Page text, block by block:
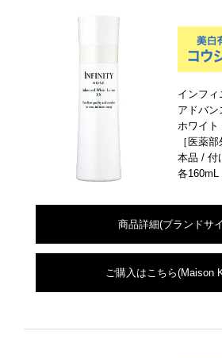
インフィ
アドバン
ホワイ
［医薬部
本品 / 付
各160mL
商品詳細(ブランドサ
ご購入はこちら(Maison